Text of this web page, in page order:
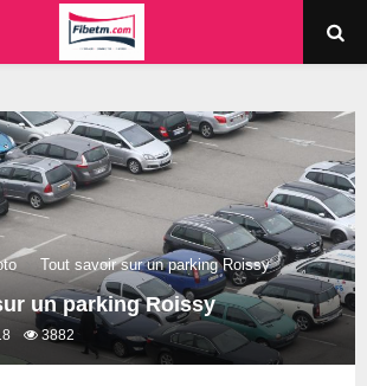
Tout savoir sur un parking Roissy
un parking Roissy
3882